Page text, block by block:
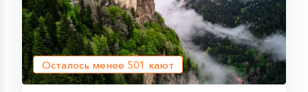
Осталось менее 501 кают